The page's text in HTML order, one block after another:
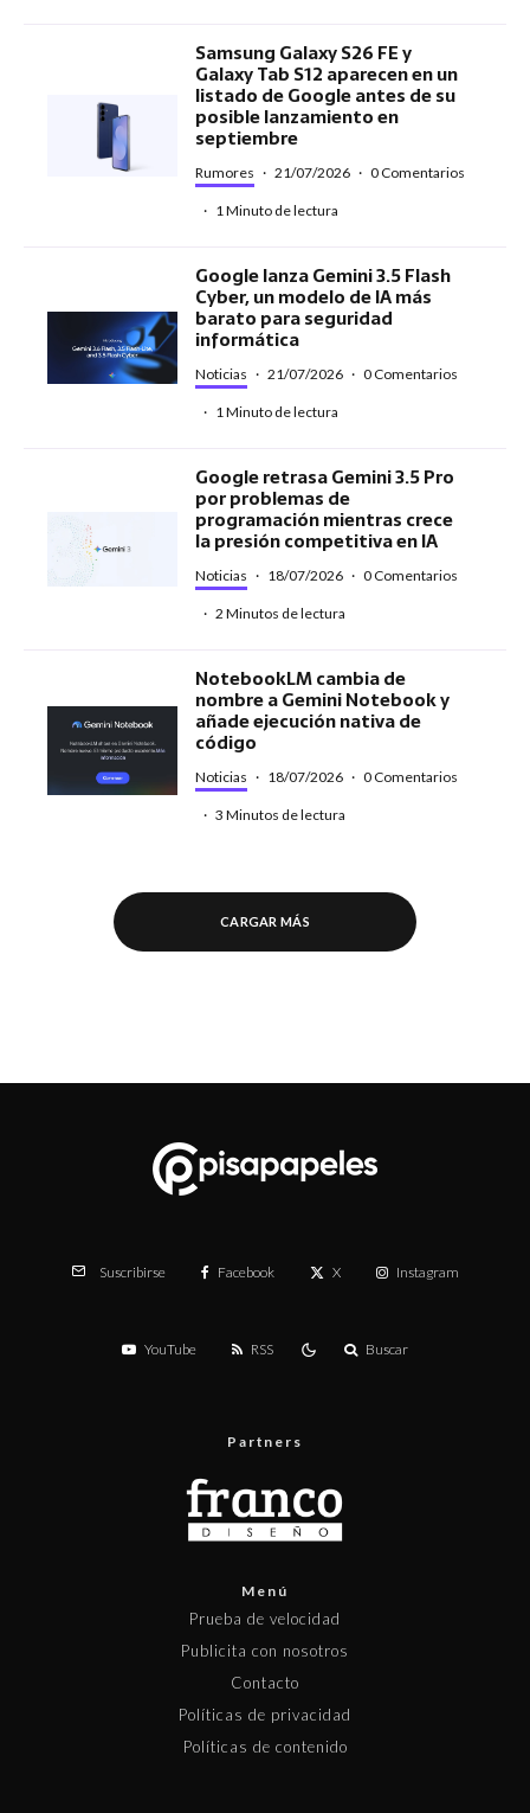
Samsung Galaxy S26 FE y
Galaxy Tab S12 aparecen en un
listado de Google antes de su
posible lanzamiento en
septiembre
Rumores · 21/07/2026 · 0 Comentarios
· 1 Minuto de lectura
Google lanza Gemini 3.5 Flash
Cyber, un modelo de IA más
barato para seguridad
informática
Noticias · 21/07/2026 · 0 Comentarios
· 1 Minuto de lectura
Google retrasa Gemini 3.5 Pro
por problemas de
programación mientras crece
la presión competitiva en IA
Noticias · 18/07/2026 · 0 Comentarios
· 2 Minutos de lectura
NotebookLM cambia de
nombre a Gemini Notebook y
añade ejecución nativa de
código
Noticias · 18/07/2026 · 0 Comentarios
· 3 Minutos de lectura
CARGAR MÁS
Suscribirse Facebook X Instagram
YouTube RSS Buscar
Partners
Menú
Prueba de velocidad
Publicita con nosotros
Contacto
Políticas de privacidad
Políticas de contenido